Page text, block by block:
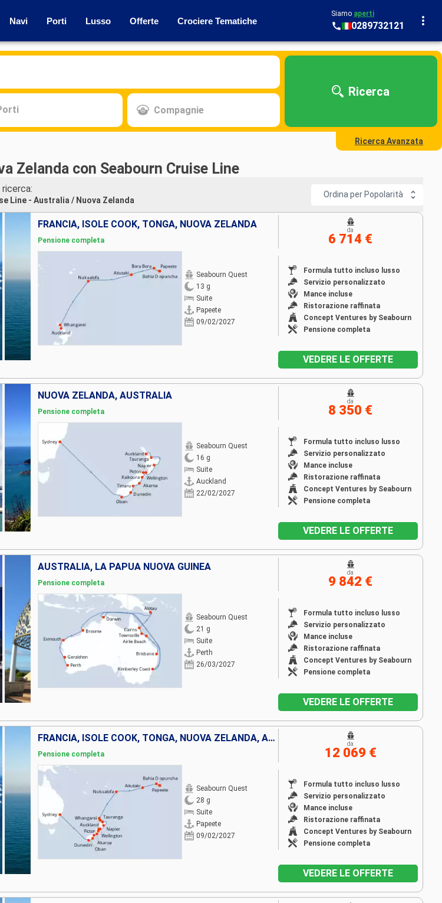
Navi Porti Lusso Offerte Crociere Tematiche
Siamo aperti
0289732121
Compagnie
Ricerca
Ricerca Avanzata
Zelanda con Seabourn Cruise Line
Line - Australia / Nuova Zelanda
Ordina per Popolarità
FRANCIA, ISOLE COOK, TONGA, NUOVA ZELANDA
Pensione completa
Seabourn Quest
13 g
Suite
Papeete
09/02/2027
Formula tutto incluso lusso
Servizio personalizzato
Mance incluse
Ristorazione raffinata
Concept Ventures by Seabourn
Pensione completa
da
6 714 €
VEDERE LE OFFERTE
NUOVA ZELANDA, AUSTRALIA
Pensione completa
Seabourn Quest
16 g
Suite
Auckland
22/02/2027
Formula tutto incluso lusso
Servizio personalizzato
Mance incluse
Ristorazione raffinata
Concept Ventures by Seabourn
Pensione completa
da
8 350 €
VEDERE LE OFFERTE
AUSTRALIA, LA PAPUA NUOVA GUINEA
Pensione completa
Seabourn Quest
21 g
Suite
Perth
26/03/2027
Formula tutto incluso lusso
Servizio personalizzato
Mance incluse
Ristorazione raffinata
Concept Ventures by Seabourn
Pensione completa
da
9 842 €
VEDERE LE OFFERTE
FRANCIA, ISOLE COOK, TONGA, NUOVA ZELANDA, AUSTRALIA
Pensione completa
Seabourn Quest
28 g
Suite
Papeete
09/02/2027
Formula tutto incluso lusso
Servizio personalizzato
Mance incluse
Ristorazione raffinata
Concept Ventures by Seabourn
Pensione completa
da
12 069 €
VEDERE LE OFFERTE